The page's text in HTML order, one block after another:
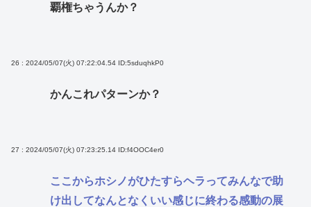
覇権ちゃうんか？
26 : 2024/05/07(火) 07:22:04.54 ID:5sduqhkP0
かんこれパターンか？
27 : 2024/05/07(火) 07:23:25.14 ID:f4OOC4er0
ここからホシノがひたすらヘラってみんなで助
け出してなんとなくいい感じに終わる感動の展